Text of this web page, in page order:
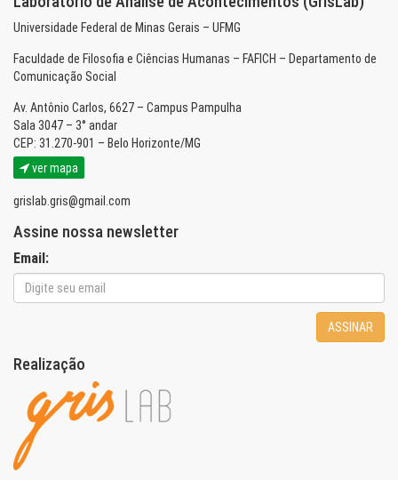
Universidade Federal de Minas Gerais – UFMG
Faculdade de Filosofia e Ciências Humanas – FAFICH – Departamento de
Comunicação Social
Av. Antônio Carlos, 6627 – Campus Pampulha
Sala 3047 – 3° andar
CEP: 31.270-901 – Belo Horizonte/MG
ver mapa
grislab.gris@gmail.com
Assine nossa newsletter
Email:
ASSINAR
Realização